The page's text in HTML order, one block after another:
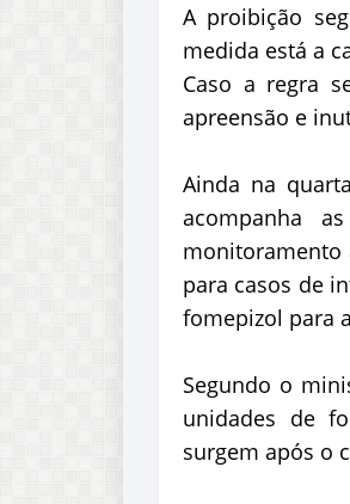
A proibição
medida está a
Caso a regra
apreensão e
Ainda na
acompanha
monitoramento
para casos de
fomepizol para
Segundo o
unidades de
surgem após o